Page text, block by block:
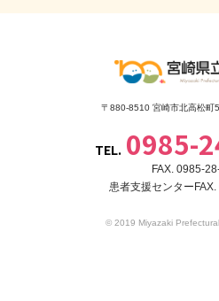
〒880-8510 宮崎市北高松町
TEL. 0985-
FAX. 0985-
患者支援センター
© 2019 Miyazaki